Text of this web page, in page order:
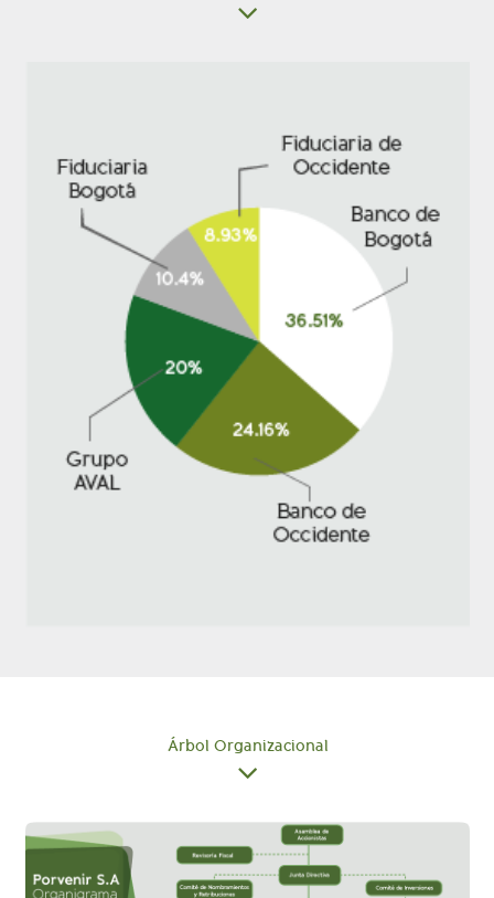
Árbol Organizacional